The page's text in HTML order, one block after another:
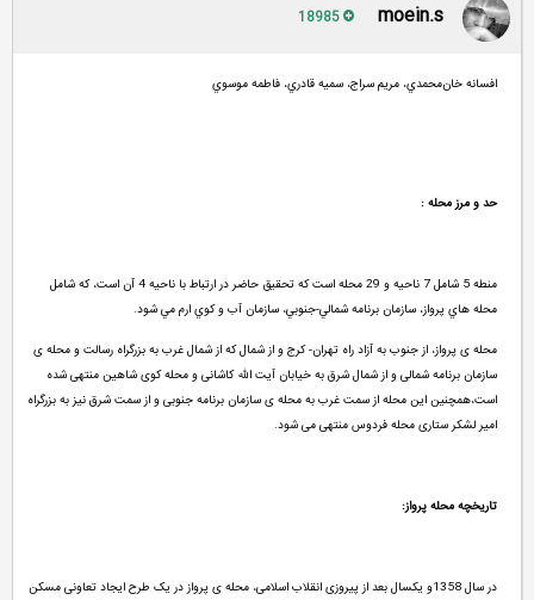
moein.s
افسانه خانمحمدي، مريم سراج، سميه قادري، فاطمه موسوي
حد و مرز محله :
منطه 5 شامل 7 ناحيه و 29 محله است كه تحقيق حاضر در ارتباط با ناحيه 4 آن است، كه شامل
محله هاي پرواز، سازمان برنامه شمالي-جنوبي، سازمان آب و كوي ارم مي شود.
محله ی پرواز، از جنوب به آزاد راه تهران- کرج و از شمال که از شمال غرب به بزرگراه رسالت و محله ی
سازمان برنامه شمالی و از شمال شرق به خیابان آیت الله کاشانی و محله کوی شاهین منتهی شده
است،همچنین این محله از سمت غرب به محله ی سازمان برنامه جنوبی و از سمت شرق نیز به بزرگراه
امیر لشکر ستاری محله فردوس منتهی می شود.
تاریخچه محله پرواز:
در سال 1358و یکسال بعد از پیروزی انقلاب اسلامی، محله ی پرواز در یک طرح ایجاد تعاونی مسکن